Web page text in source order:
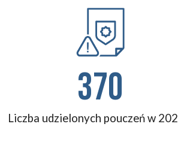
370
Liczba udzielonych pouczeń w 202